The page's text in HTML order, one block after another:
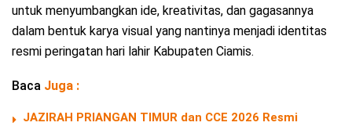
untuk menyumbangkan ide, kreativitas, dan gagasannya
dalam bentuk karya visual yang nantinya menjadi identitas
resmi peringatan hari lahir Kabupaten Ciamis.
Baca Juga :
JAZIRAH PRIANGAN TIMUR dan CCE 2026 Resmi